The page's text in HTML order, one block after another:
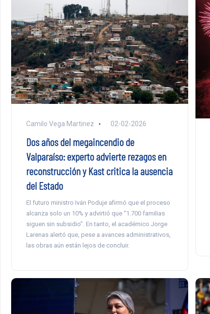
Camilo Vega Martinez 02-02-2026
Dos años del megaincendio de
Valparaíso: experto advierte rezagos en
reconstrucción y Kast critica la ausencia
del Estado
El futuro ministro Iván Poduje afirmó que el proceso
alcanza solo un 10% y advirtió que “1.700 familias
siguen sin subsidio”. En tanto, el académico Jorge
Larenas alertó que, pese a avances administrativos,
las obras aún están lejos de concluir.